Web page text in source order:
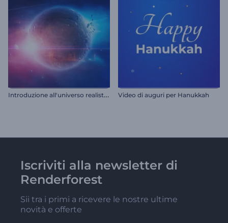
I
ntroduzione all'universo realistico Video di auguri per Hanukkah
Iscriviti alla newsletter di
Renderforest
Sii tra i primi a ricevere le nostre ultime
novità e offerte